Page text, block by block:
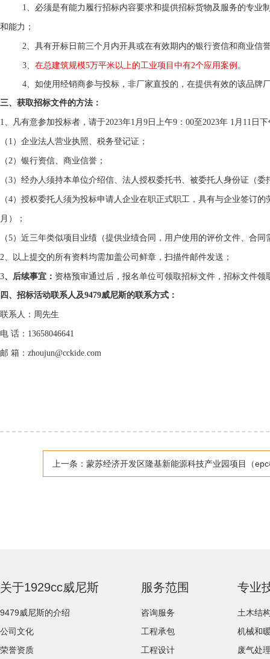
1、必须是有能力履行招标内容要求和提供招标货物及服务的专
和能力；
2、具有开标日前三个月内开具或在有效期内的银行资信和商业
3、在总建筑规模5万平米以上的工业项目中有2个应用案例 。
4、如使用经销商参与投标，非厂家直投的，在提供有效的该品
三、获取招标文件的方法：
1、凡有意参加投标者，请于2023年1 月 9 日上午9 ： 00至2023年 1 月 11 日
（ 1 ）企业法人营业执照、税务登记证；
（2）银行资信、商业信誉；
（3）经办人须持本单位介绍信、法人授权委托书、被委托人身份证（
（4）授权委托人须为投标申请人企业在职正式职工，具有与企业签订
月）；
（5）近三年类似项目业绩（提供业绩合同，用户使用的评价文件、合
2、以上提交的所有资料均需加盖公司鲜章，扫描件邮件发送；
3、后续事宜： 资格预审通过后，报名单位可领取招标文件，招标文件
四、招标活动联系人及9479威尼斯的联系方式：
联系人：周先生
电 话： 13658046641
邮 箱： zhoujun@cckide.com
上一条： 蒙苏经济开发区隆基新能源科技产业园项目（epc模式）电池项目废气一级供
关于1929cc威尼斯
9479威尼斯的介绍
公司文化
荣誉资质
服务范围
咨询服务
工程承包
工程设计
专业
土木结
机械和
废气处